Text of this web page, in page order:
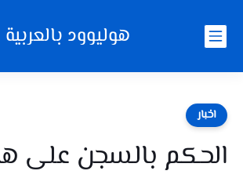
هوليوود بالعربية
اخبار
الحكم بالسجن على